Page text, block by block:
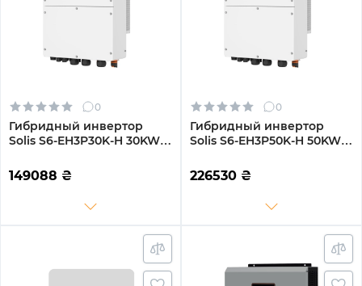
0
Гибридный инвертор
Solis S6-EH3P30K-H 30KW
220/380V Трехфазный
149088 ₴
0
Гибридный инвертор
Solis S6-EH3P50K-H 50KW
220/380V Трехфазный
226530 ₴